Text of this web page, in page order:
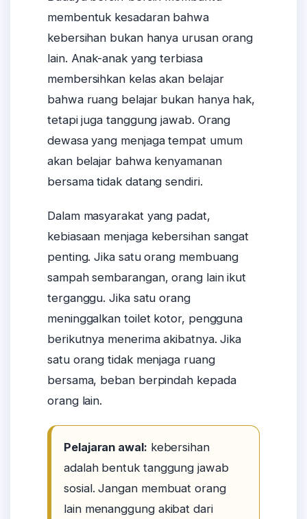
membentuk kesadaran bahwa
kebersihan bukan hanya urusan orang
lain. Anak-anak yang terbiasa
membersihkan kelas akan belajar
bahwa ruang belajar bukan hanya hak,
tetapi juga tanggung jawab. Orang
dewasa yang menjaga tempat umum
akan belajar bahwa kenyamanan
bersama tidak datang sendiri.
Dalam masyarakat yang padat,
kebiasaan menjaga kebersihan sangat
penting. Jika satu orang membuang
sampah sembarangan, orang lain ikut
terganggu. Jika satu orang
meninggalkan toilet kotor, pengguna
berikutnya menerima akibatnya. Jika
satu orang tidak menjaga ruang
bersama, beban berpindah kepada
orang lain.
Pelajaran awal: kebersihan
adalah bentuk tanggung jawab
sosial. Jangan membuat orang
lain menanggung akibat dari